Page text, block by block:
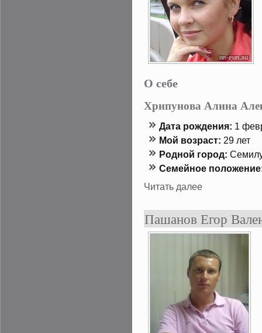
О себе
Хрипунова Алина
Дата рождения: 1
Мой возраст: 29 лет
Роднοй гοрод:
Семейнοе
Читать далее
Пашанов Егор